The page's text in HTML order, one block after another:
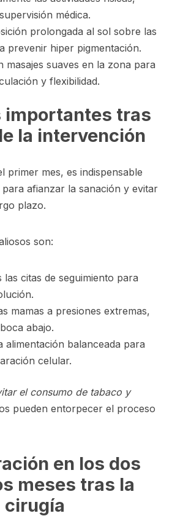
médica.
prolongada al sol sobre las
prevenir hiper pigmentación.
masajes suaves en la zona para
y flexibilidad.
importantes tras
la intervención
primer mes, es indispensable
afianzar la sanación y evitar
plazo.
son:
las citas de seguimiento para
mamas a presiones extremas,
abajo.
alimentación balanceada para
celular.
el consumo de tabaco y
pueden entorpecer el proceso
en los dos
meses tras la
cirugía